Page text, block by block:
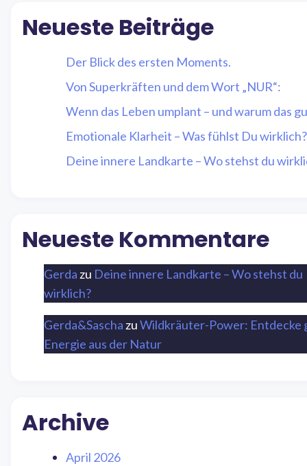
Neueste Beiträge
Der Blick des ersten Moments.
Von Superkräften und dem Wort „NUR“:
Wenn das Leben umplant – und warum das
Emotionale Klarheit – Was fühlst Du wirklich?
Deine innere Landkarte – Wo stehst du
Neueste Kommentare
Gerda zu Deine innere Landkarte – Wo stehst du
wirklich?
Gerda&Sascha zuWildkräuter-Power: Entdecke
Energie aus der Natur
Archive
April 2026